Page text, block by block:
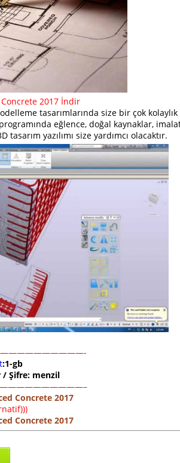
2017 İndir
tasarımlarında size bir çok kolaylık
eğlence, doğal kaynaklar,
tasarım yazılımı size yardımcı olacaktır.
:1-gb
/ Şifre: menzil
Concrete 2017
Concrete 2017